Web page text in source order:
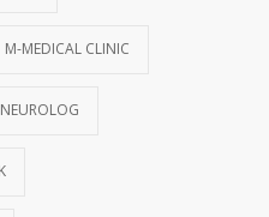
M-MEDICAL CLINIC
NEUROLOG